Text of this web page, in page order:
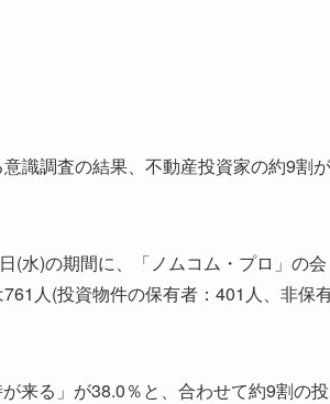
識調査の結果、不動産投資家の約9割が
(水)の期間に、「ノムコム・プロ」の会
人(投資物件の保有者：401人、非保
来る」が38.0％と、合わせて約9割の投